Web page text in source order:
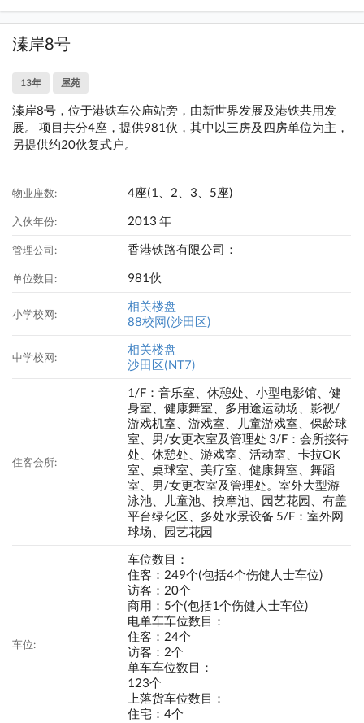
溱岸8号
13年 屋苑
溱岸8号，位于港铁车公庙站旁，由新世界发展及港铁共用发
展。 项目共分4座，提供981伙，其中以三房及四房单位为主，
另提供约20伙复式户。
物业座数: 4座(1、2、3、5座)
入伙年份: 2013 年
管理公司: 香港铁路有限公司：
单位数目: 981伙
小学校网:
相关楼盘
88校网(沙田区)
中学校网:
相关楼盘
沙田区(NT7)
住客会所:
1/F：音乐室、休憩处、小型电影馆、健
身室、健康舞室、多用途运动场、影视/
游戏机室、游戏室、儿童游戏室、保龄球
室、男/女更衣室及管理处 3/F：会所接待
处、休憩处、游戏室、活动室、卡拉OK
室、桌球室、美疗室、健康舞室、舞蹈
室、男/女更衣室及管理处。室外大型游
泳池、儿童池、按摩池、园艺花园、有盖
平台绿化区、多处水景设备 5/F：室外网
球场、园艺花园
车位:
车位数目：
住客：249个(包括4个伤健人士车位)
访客：20个
商用：5个(包括1个伤健人士车位)
电单车车位数目：
住客：24个
访客：2个
单车车位数目：
123个
上落货车位数目：
住宅：4个